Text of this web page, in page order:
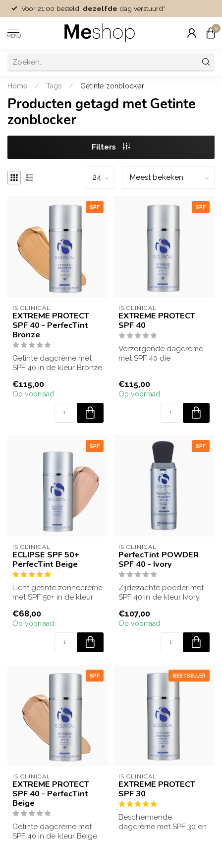
Voor 21:00 besteld, dezelfde dag verstuurd*
MENU
0
Home / Tags / Getinte zonblocker
Producten getagd met Getinte
zonblocker
Filters
SPF
IS CLINICAL
EXTREME PROTECT
SPF 40 - PerfecTint
Bronze
Getinte dagcrème met
SPF 40 in de kleur Bronze.
UVA/UVB-stralen,...
€115,00
Op voorraad
SPF
IS CLINICAL
EXTREME PROTECT
SPF 40
Verzorgende dagcrème
met SPF 40 die
€115,00
Op voorraad
SPF
IS CLINICAL
ECLIPSE SPF 50+
PerfecTint Beige
Licht getinte zonnecrème
met SPF 50+ in de kleur
UVA/UVB-...
€68,00
Op voorraad
SPF
IS CLINICAL
PerfecTint POWDER
SPF 40 - Ivory
Zijdezachte poeder met
SPF 40 in de kleur Ivory.
bescher...
€107,00
Op voorraad
SPF
IS CLINICAL
EXTREME PROTECT
SPF 40 - PerfecTint
Beige
Getinte dagcrème met
SPF 40 in de kleur Beige.
BESTSELLER
IS CLINICAL
EXTREME PROTECT
SPF 30
Beschermende
dagcrème met SPF 30 en